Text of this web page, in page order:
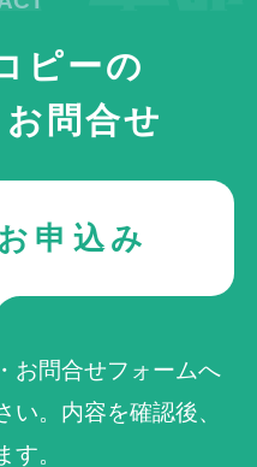
ピーの
問合せ
申込み
お問合せフォームへ
。内容を確認後、
。